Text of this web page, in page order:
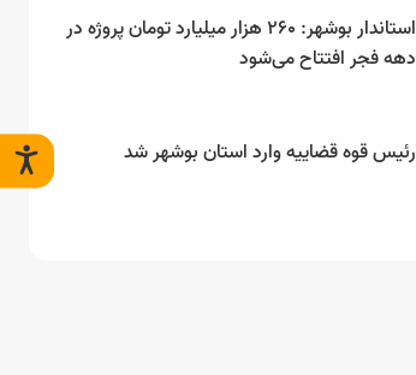
استاندار بوشهر: ۲۶۰ هزار میلیارد تومان پروژه در
دهه فجر افتتاح می‌شود
رئیس قوه قضاییه وارد استان بوشهر شد